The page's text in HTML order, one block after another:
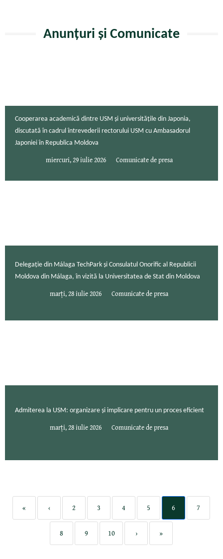
Anunțuri și Comunicate
Cooperarea academică dintre USM și universitățile din Japonia,
discutată în cadrul întrevederii rectorului USM cu Ambasadorul
Japoniei în Republica Moldova
miercuri, 29 iulie 2026 Comunicate de presa
Delegație din Málaga TechPark și Consulatul Onorific al Republicii
Moldova din Málaga, în vizită la Universitatea de Stat din Moldova
marți, 28 iulie 2026 Comunicate de presa
Admiterea la USM: organizare și implicare pentru un proces eficient
marți, 28 iulie 2026 Comunicate de presa
« ‹ 2 3 4 5 6 7
8 9 10 › »